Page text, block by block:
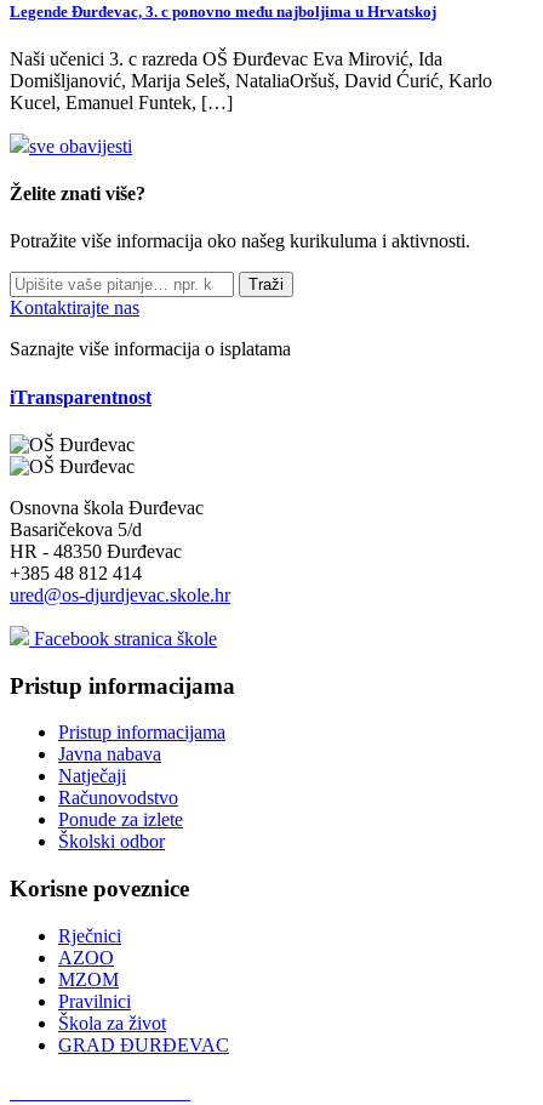
Legende Đurđevac, 3. c ponovno među najboljima u Hrvatskoj
Naši učenici 3. c razreda OŠ Đurđevac Eva Mirović, Ida
Domišljanović, Marija Seleš, NataliaOršuš, David Ćurić, Karlo
Kucel, Emanuel Funtek, […]
sve obavijesti
Želite znati više?
Potražite više informacija oko našeg kurikuluma i aktivnosti.
Traži
Kontaktirajte nas
Saznajte više informacija o isplatama
iTransparentnost
Osnovna škola Đurđevac
Basaričekova 5/d
HR - 48350 Đurđevac
+385 48 812 414
ured@os-djurdjevac.skole.hr
Facebook stranica škole
Pristup informacijama
Pristup informacijama
Javna nabava
Natječaji
Računovodstvo
Ponude za izlete
Školski odbor
Korisne poveznice
Rječnici
AZOO
MZOM
Pravilnici
Škola za život
GRAD ĐURĐEVAC